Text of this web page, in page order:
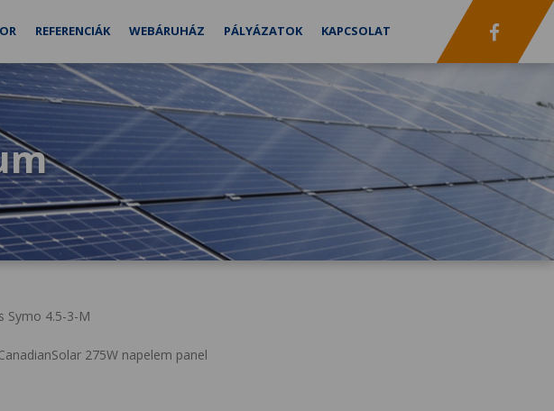
REFERENCIÁK WEBÁRUHÁZ PÁLYÁZATOK KAPCSOLAT
Symo 4.5-3-M
275W napelem panel